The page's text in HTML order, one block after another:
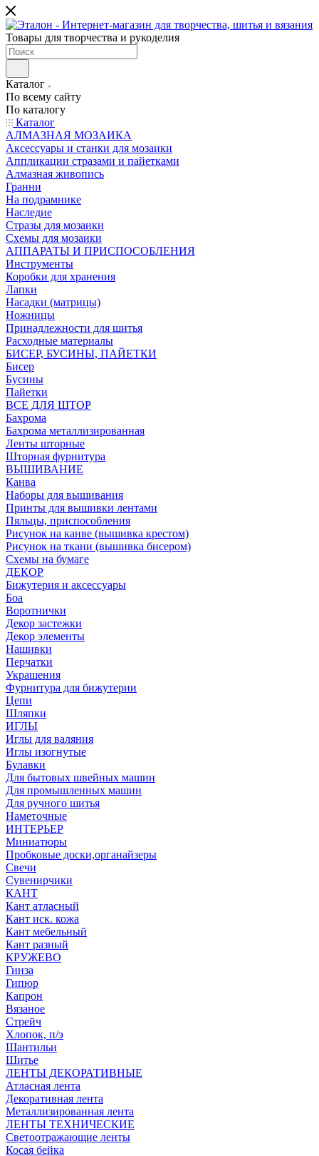
Товары для творчества и рукоделия
Каталог
По всему сайту
По каталогу
Каталог
АЛМАЗНАЯ МОЗАИКА
Аксессуары и станки для мозаики
Аппликации стразами и пайетками
Алмазная живопись
Гранни
На подрамнике
Наследие
Стразы для мозаики
Схемы для мозаики
АППАРАТЫ И ПРИСПОСОБЛЕНИЯ
Инструменты
Коробки для хранения
Лапки
Насадки (матрицы)
Ножницы
Принадлежности для шитья
Расходные материалы
БИСЕР, БУСИНЫ, ПАЙЕТКИ
Бисер
Бусины
Пайетки
ВСЕ ДЛЯ ШТОР
Бахрома
Бахрома металлизированная
Ленты шторные
Шторная фурнитура
ВЫШИВАНИЕ
Канва
Наборы для вышивания
Принты для вышивки лентами
Пяльцы, приспособления
Рисунок на канве (вышивка крестом)
Рисунок на ткани (вышивка бисером)
Схемы на бумаге
ДЕКОР
Бижутерия и аксессуары
Боа
Воротнички
Декор застежки
Декор элементы
Нашивки
Перчатки
Украшения
Фурнитура для бижутерии
Цепи
Шляпки
ИГЛЫ
Иглы для валяния
Иглы изогнутые
Булавки
Для бытовых швейных машин
Для промышленных машин
Для ручного шитья
Наметочные
ИНТЕРЬЕР
Миниатюры
Пробковые доски,органайзеры
Свечи
Сувенирчики
КАНТ
Кант атласный
Кант иск. кожа
Кант мебельный
Кант разный
КРУЖЕВО
Гинза
Гипюр
Капрон
Вязаное
Стрейч
Хлопок, п/э
Шантильи
Шитье
ЛЕНТЫ ДЕКОРАТИВНЫЕ
Атласная лента
Декоративная лента
Металлизированная лента
ЛЕНТЫ ТЕХНИЧЕСКИЕ
Светоотражающие ленты
Косая бейка